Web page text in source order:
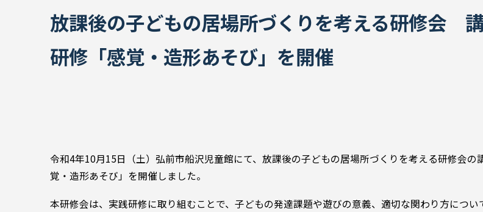
放課後の子どもの居場所づくりを考える研修会
研修「感覚・造形あそび」を開催
令和4年10月15日（土）弘前市船沢児童館にて、放課後の子どもの居場所づくりを考える研修会の
覚・造形あそび」を開催しました。
本研修会は、実践研修に取り組むことで、子どもの発達課題や遊びの意義、適切な関わり方につ